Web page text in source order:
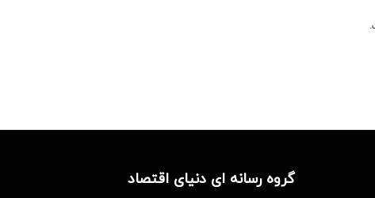
گروه رسانه ای دنیای اقتصاد